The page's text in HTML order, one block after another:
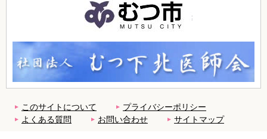
このサイトについて
プライバシーポリシー
よくある質問
お問い合わせ サイトマップ